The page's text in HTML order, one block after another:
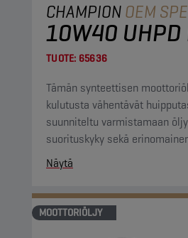
CHAMPIONOEM
10W40 UHPD
TUOTE: 65636
Tämän synteettisen
kulutusta vähentävät
suunniteltu varmistamaan
suorituskyky sekä
Näytä
MOOTTORIÖLJY